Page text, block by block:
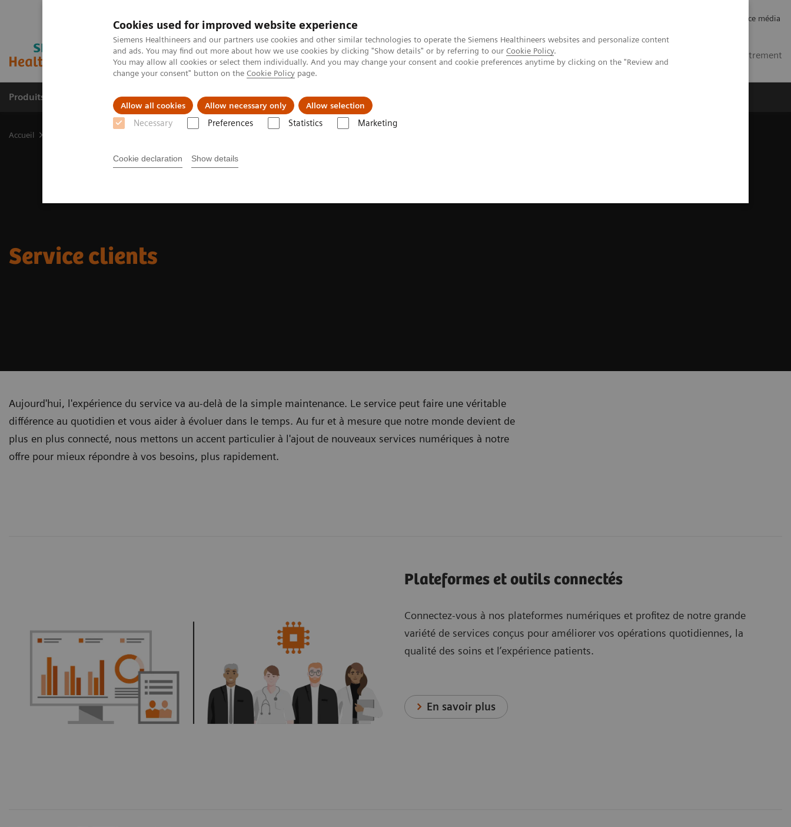
Cookies used for improved website experience
Siemens Healthineers and our partners use cookies and other similar technologies to operate the Siemens Healthineers websites and personalize content
and ads. You may find out more about how we use cookies by clicking "Show details" or by referring to our Cookie Policy.
You may allow all cookies or select them individually. And you may change your consent and cookie preferences anytime by clicking on the "Review and
change your consent" button on the Cookie Policy page.
Allow all cookies Allow necessary only Allow selection
Necessary Preferences Statistics Marketing
Cookie declaration Show details
Espace média
MA Se connecter / Enregistrement
Produits & services Support & formations A propos de
Accueil
Service clients
Aujourd'hui, l'expérience du service va au-delà de la simple maintenance. Le service peut faire une véritable
différence au quotidien et vous aider à évoluer dans le temps. Au fur et à mesure que notre monde devient de
plus en plus connecté, nous mettons un accent particulier à l'ajout de nouveaux services numériques à notre
offre pour mieux répondre à vos besoins, plus rapidement.
Plateformes et outils connectés
Connectez-vous à nos plateformes numériques et profitez de notre grande
variété de services conçus pour améliorer vos opérations quotidiennes, la
qualité des soins et l’expérience patients.
En savoir plus